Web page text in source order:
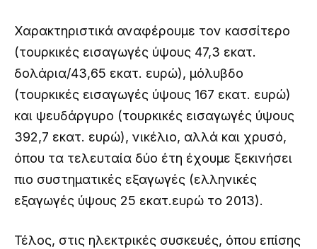
Χαρακτηριστικά αναφέρουμε τον κασσίτερο
(τουρκικές εισαγωγές ύψους 47,3 εκατ.
δολάρια/43,65 εκατ. ευρώ), μόλυβδο
(τουρκικές εισαγωγές ύψους 167 εκατ. ευρώ)
και ψευδάργυρο (τουρκικές εισαγωγές ύψους
392,7 εκατ. ευρώ), νικέλιο, αλλά και χρυσό,
όπου τα τελευταία δύο έτη έχουμε ξεκινήσει
πιο συστηματικές εξαγωγές (ελληνικές
εξαγωγές ύψους 25 εκατ.ευρώ το 2013).
Τέλος, στις ηλεκτρικές συσκευές, όπου επίσης